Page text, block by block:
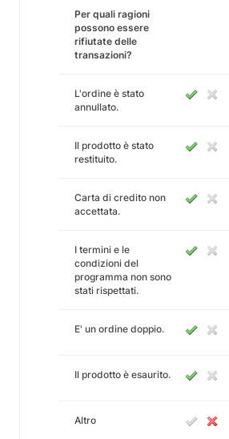
Per quali ragioni
possono essere
rifiutate delle
transazioni?
L'ordine è stato
annullato.
Il prodotto è stato
restituito.
Carta di credito non
accettata.
I termini e le
condizioni del
programma non sono
stati rispettati.
E' un ordine doppio.
Il prodotto è esaurito.
Altro